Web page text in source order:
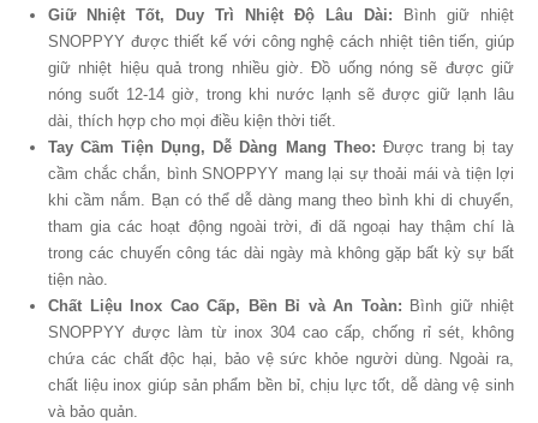
Giữ Nhiệt Tốt, Duy Trì Nhiệt Độ Lâu Dài: Bình giữ nhiệt
SNOPPYY được thiết kế với công nghệ cách nhiệt tiên tiến, giúp
giữ nhiệt hiệu quả trong nhiều giờ. Đồ uống nóng sẽ được giữ
nóng suốt 12-14 giờ, trong khi nước lạnh sẽ được giữ lạnh lâu
dài, thích hợp cho mọi điều kiện thời tiết.
Tay Cầm Tiện Dụng, Dễ Dàng Mang Theo: Được trang bị tay
cầm chắc chắn, bình SNOPPYY mang lại sự thoải mái và tiện lợi
khi cầm nắm. Bạn có thể dễ dàng mang theo bình khi di chuyển,
tham gia các hoạt động ngoài trời, đi dã ngoại hay thậm chí là
trong các chuyến công tác dài ngày mà không gặp bất kỳ sự bất
tiện nào.
Chất Liệu Inox Cao Cấp, Bền Bỉ và An Toàn: Bình giữ nhiệt
SNOPPYY được làm từ inox 304 cao cấp, chống rỉ sét, không
chứa các chất độc hại, bảo vệ sức khỏe người dùng. Ngoài ra,
chất liệu inox giúp sản phẩm bền bỉ, chịu lực tốt, dễ dàng vệ sinh
và bảo quản.